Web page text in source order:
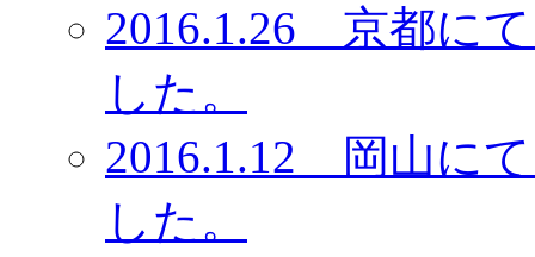
2016.1.26 京都に
した。
2016.1.12 岡山に
した。